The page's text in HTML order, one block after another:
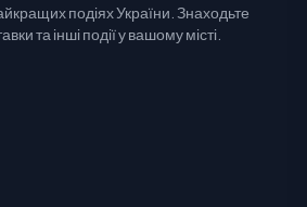
подіях України. Знаходьте
та інші події у вашому місті.